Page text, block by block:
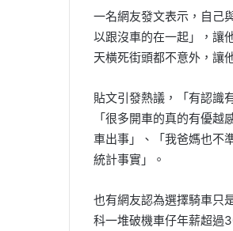
一名網友發文表示，自己
以跟沒車的在一起」，讓
天橫死街頭都不意外，讓
貼文引發熱議，「有認識
「很多開車的真的有優
車出事」、「我爸媽也不
統計事實」。
也有網友認為選擇騎車只
科一堆破機車仔年薪超過